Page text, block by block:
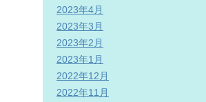
2023年4月
2023年3月
2023年2月
2023年1月
2022年12月
2022年11月